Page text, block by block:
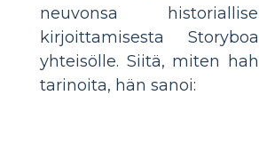
neuvonsa
kirjoittamisesta
yhteisölle. Siitä, miten
tarinoita, hän sanoi: